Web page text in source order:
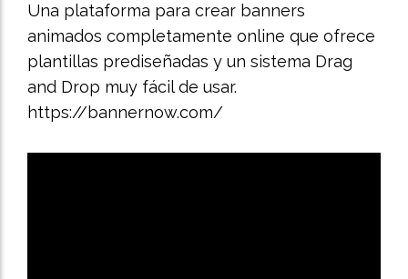
Una plataforma para crear banners
animados completamente online que ofrece
plantillas prediseñadas y un sistema Drag
and Drop muy fácil de usar.
https://bannernow.com/